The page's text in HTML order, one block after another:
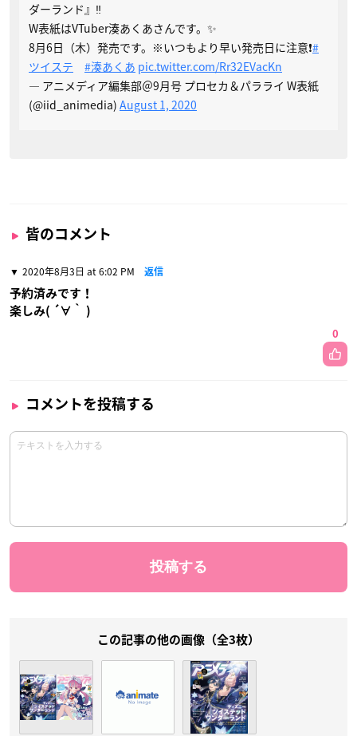
ダーランド』‼️
W表紙はVTuber湊あくあさんです。✨
8月6日（木）発売です。※いつもより早い発売日に注意❗️#
ツイステ
#湊あくあ pic.twitter.com/Rr32EVacKn
— アニメディア編集部＠9月号 プロセカ＆パラライ W表紙
(@iid_animedia) August 1, 2020
皆のコメント
2020年8月3日 at 6:02 PM 返信
予約済みです！
楽しみ( ´∀｀ )
0
コメントを投稿する
この記事の他の画像（全3枚）